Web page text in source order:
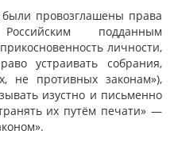
провозглашены права
подданным
личности,
устраивать собрания,
не противных законам»),
изустно и письменно
их путём печати» —